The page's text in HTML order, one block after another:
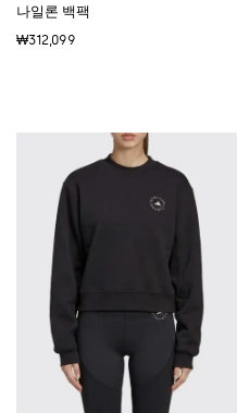
나일론 백팩
₩312,099